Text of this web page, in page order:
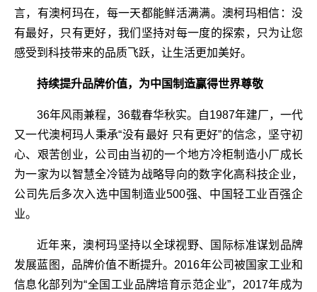
言，有澳柯玛在，每一天都能鲜活满满。澳柯玛相信：没
有最好，只有更好，我们坚持对每一度的探索，只为让您
感受到科技带来的品质飞跃，让生活更加美好。
持续提升品牌价值，为中国制造赢得世界尊敬
36年风雨兼程，36载春华秋实。自1987年建厂，一代
又一代澳柯玛人秉承“没有最好 只有更好”的信念，坚守初
心、艰苦创业，公司由当初的一个地方冷柜制造小厂成长
为一家为以智慧全冷链为战略导向的数字化高科技企业，
公司先后多次入选中国制造业500强、中国轻工业百强企
业。
近年来，澳柯玛坚持以全球视野、国际标准谋划品牌
发展蓝图，品牌价值不断提升。2016年公司被国家工业和
信息化部列为“全国工业品牌培育示范企业”，2017年成为